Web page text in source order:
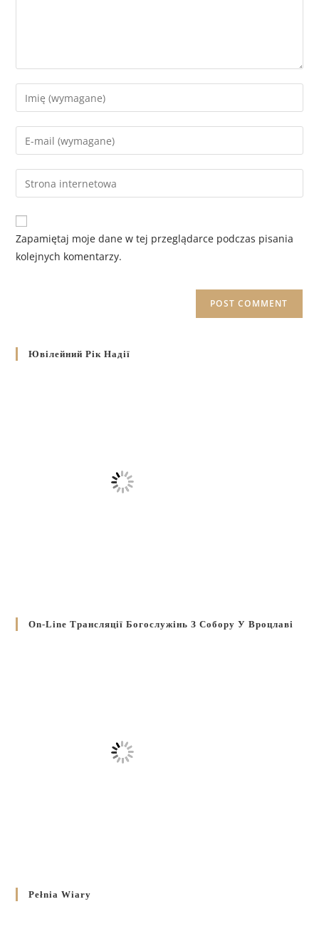
Zapamiętaj moje dane w tej przeglądarce podczas pisania
kolejnych komentarzy.
Ювілейний Рік Надії
On-Line Трансляції Богослужінь З Собору У Вроцлаві
Pełnia Wiary